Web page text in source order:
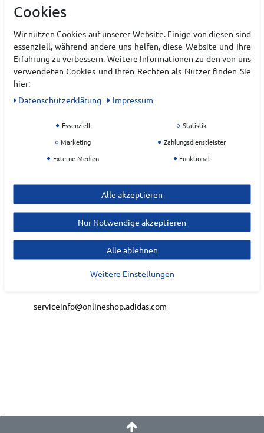
den ganzen Tag. Der Stehkragen und die
Paspelierung verleihen ihm einen sportlichen Touch.
Reißverschluss
Normale Passform
EAN:
4068821541467
Materialzusammensetzung: 100 % Polyester
Hersteller
ADIDAS
EU Verantwortlicher
Adi-Dassler-Platz1-2
serviceinfo@onlineshop.adidas.com
Cookies
Wir nutzen Cookies auf unserer Website. Einige von diesen sind
essenziell, während andere uns helfen, diese Website und Ihre
Erfahrung zu verbessern. Weitere Informationen zu den von uns
verwendeten Cookies und Ihren Rechten als Nutzer finden Sie
hier:
Daten­schutz­erklärung
Impressum
Essenziell
Statistik
Marketing
Zahlungsdienstleister
Externe Medien
Funktional
Alle akzeptieren
Nur Notwendige akzeptieren
Alle ablehnen
Weitere Einstellungen